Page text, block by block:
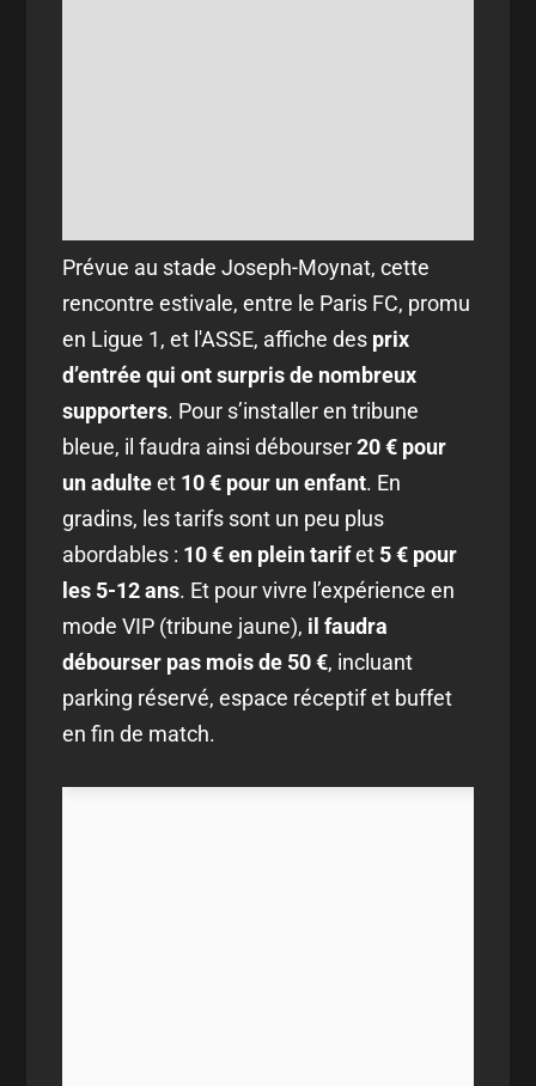
Prévue au stade Joseph-Moynat, cette
rencontre estivale, entre le Paris FC, promu
en Ligue 1, et l'ASSE, affiche des prix
d’entrée qui ont surpris de nombreux
supporters. Pour s’installer en tribune
bleue, il faudra ainsi débourser20 € pour
un adulteet 10 € pour un enfant. En
gradins, les tarifs sont un peu plus
abordables : 10 € en plein tarifet 5 € pour
les 5-12 ans. Et pour vivre l’expérience en
mode VIP (tribune jaune), il faudra
débourser pas mois de 50 €, incluant
parking réservé, espace réceptif et buffet
en fin de match.